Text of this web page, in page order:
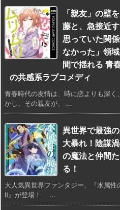
「親友」の壁
藤と、急接近
思っていた関
なかった」領
間で揺れる 青
の共感系ラブコメディ
青春時代の友情は、時に恋よりも深く
かし、その親友が、 ...
異世界で最強
大暴れ！陰謀
の魔法と仲間
る！
大人気異世界ファンタジー、『水属
Ⅱ』が登場！ ...